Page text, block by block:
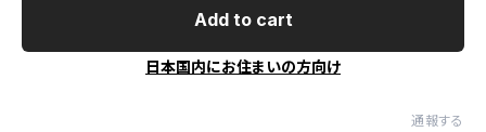
Add to cart
日本国内にお住まいの方向け
通報する